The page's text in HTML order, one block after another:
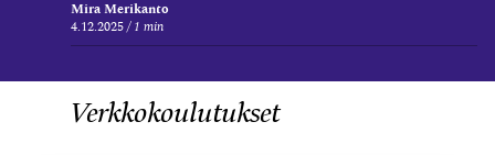
Mira Merikanto
4.12.2025 1 min
Verkkokoulutukset